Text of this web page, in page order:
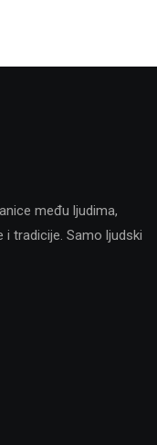
među ljudima,
tradicije. Samo ljudski